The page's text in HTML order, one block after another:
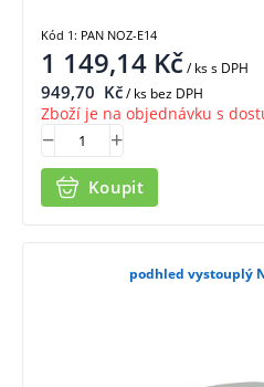
1 149,14 Kč/ kss DPH
949,70 Kč/ ks bez DPH
Zboží je na objednávku s
Koupit
Kód 1: PAN NOZ-E14
podhled vystouplý